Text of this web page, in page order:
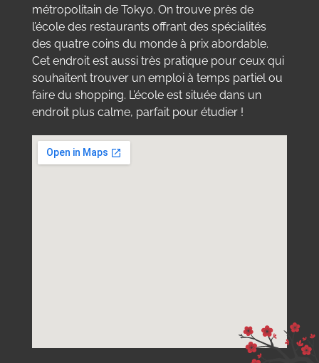
métropolitain de Tokyo. On trouve près de
l’école des restaurants offrant des spécialités
des quatre coins du monde à prix abordable.
Cet endroit est aussi très pratique pour ceux qui
souhaitent trouver un emploi à temps partiel ou
faire du shopping. L’école est située dans un
endroit plus calme, parfait pour étudier !